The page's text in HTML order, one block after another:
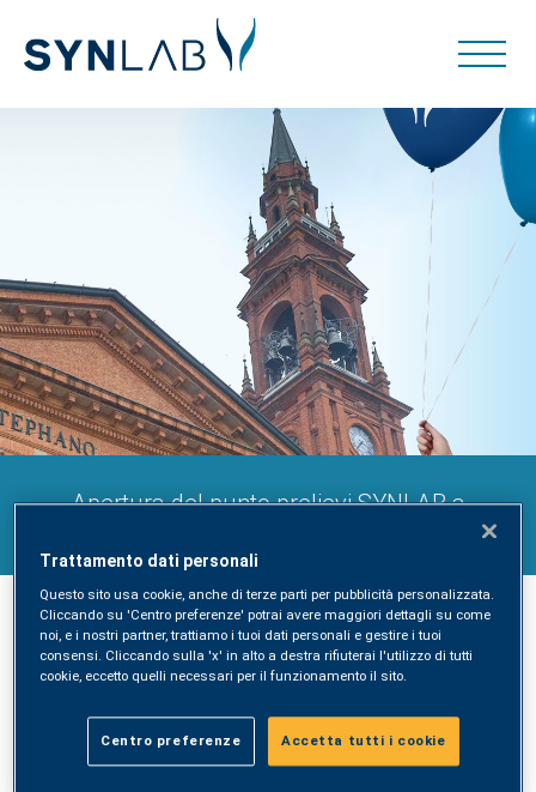
Apertura del punto prelievi SYNLAB a
Casalmaggiore
Lunedì 19 luglio apre a Casalmaggiore, presso il
Poliambulatorio Centro Medico Umanità della
punto prelievi SYNLAB.
Trattamento dati personali
Questo sito usa cookie, anche di terze parti per pubblicità personalizzata.
Cliccando su 'Centro preferenze' potrai avere maggiori dettagli su come
noi, e i nostri partner, trattiamo i tuoi dati personali e gestire i tuoi
consensi. Cliccando sulla 'x' in alto a destra rifiuterai l'utilizzo di tutti
cookie, eccetto quelli necessari per il funzionamento il sito.
Centro preferenze Accetta tutti i cookie